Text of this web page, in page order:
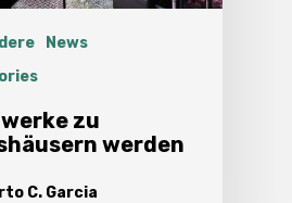
News
zu
werden
C. Garcia